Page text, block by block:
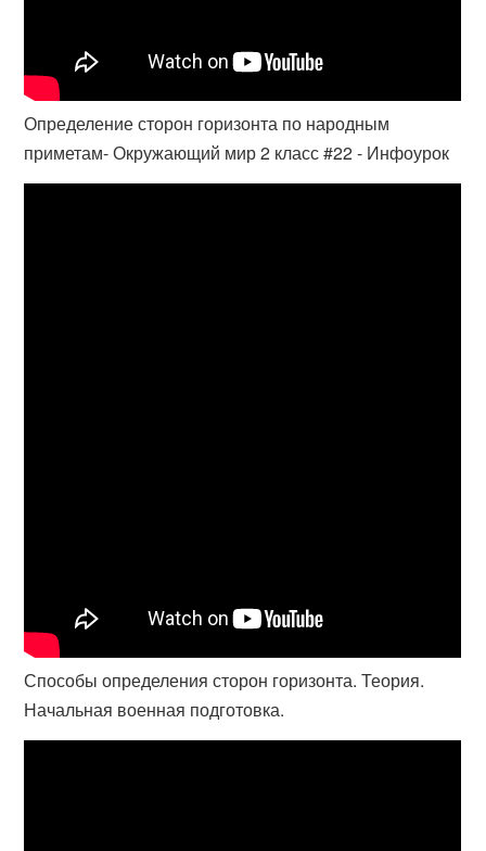
Определение сторон горизонта по народным
приметам- Окружающий мир 2 класс #22 - Инфоурок
Способы определения сторон горизонта. Теория.
Начальная военная подготовка.